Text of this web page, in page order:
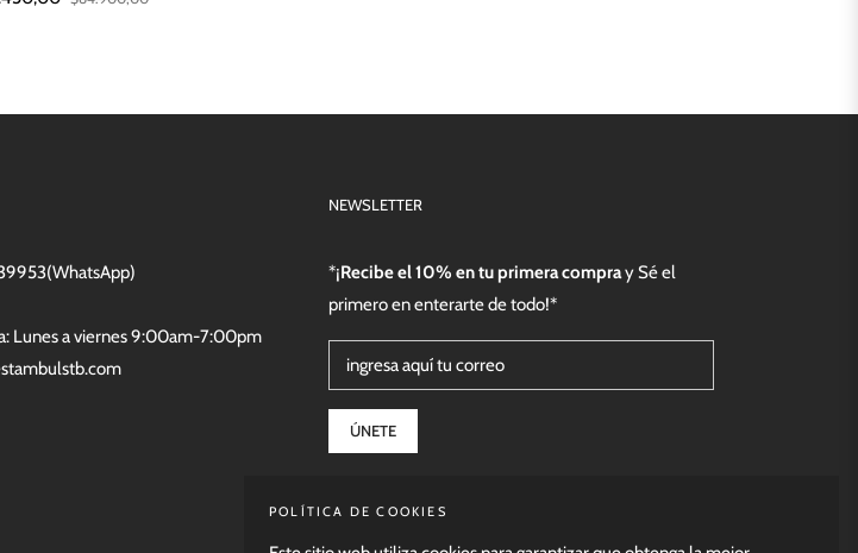
Lunes a viernes 9:00am-7:00pm
NEWSLETTER
*¡Recibe el 10% en tu primera compray Sé el
primero en enterarte de todo!*
ingresa aquí tu correo
ÚNETE
POLÍTICA DE COOKIES